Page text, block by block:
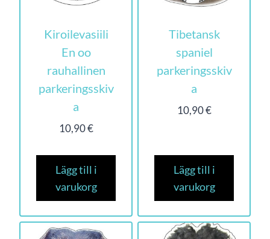
Kiroilevasiili
En oo
rauhallinen
parkeringsskiv
a
10,90€
Lägg till i
varukorg
Tibetansk
spaniel
parkeringsskiv
a
10,90€
Lägg till i
varukorg